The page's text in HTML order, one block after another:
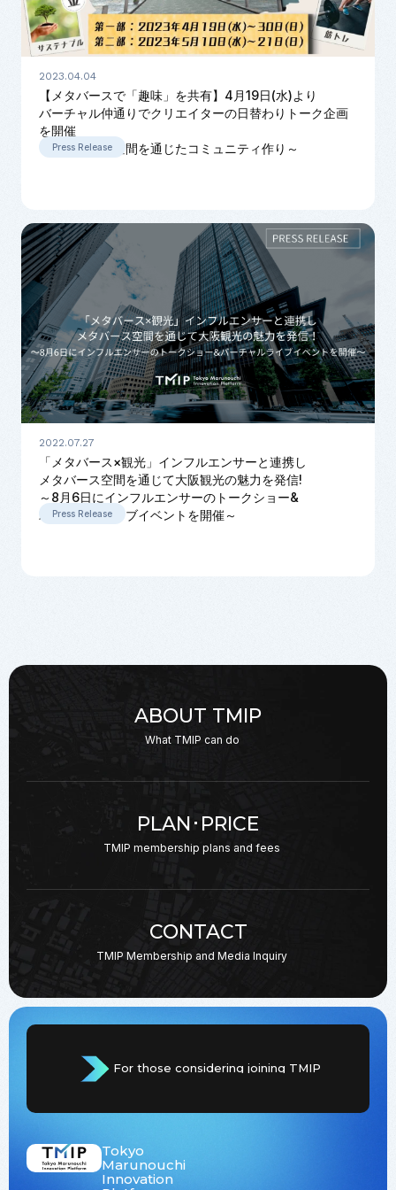
2023.04.04
【メタバースで「趣味」を共有】4月19日(水)より
バーチャル仲通りでクリエイターの日替わりトーク企画
を開催
～バーチャル空間を通じたコミュニティ作り～
Press Release
2022.07.27
「メタバース×観光」インフルエンサーと連携し
メタバース空間を通じて大阪観光の魅力を発信!
～8月6日にインフルエンサーのトークショー&
バーチャルライブイベントを開催～
Press Release
ABOUT TMIP
What TMIP can do
PLAN･PRICE
TMIP membership plans and fees
CONTACT
TMIP Membership and Media Inquiry
For those considering joining TMIP
Tokyo
Marunouchi
Innovation